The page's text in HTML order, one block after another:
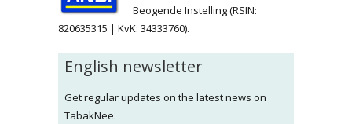
Beogende Instelling (RSIN:
820635315 | KvK: 34333760).
English newsletter
Get regular updates on the latest news on
TabakNee.